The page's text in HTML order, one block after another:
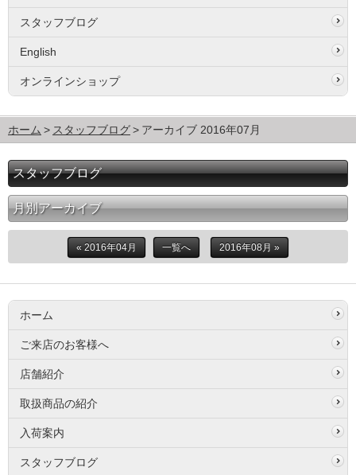
スタッフブログ
English
オンラインショップ
ホーム スタッフブログ アーカイブ 2016年07月
スタッフブログ
月別アーカイブ
« 2016年04月 一覧へ 2016年08月 »
ホーム
ご来店のお客様へ
店舗紹介
取扱商品の紹介
入荷案内
スタッフブログ